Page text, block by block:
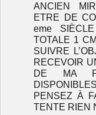
ANCIEN
ETRE DE
eme
TOTALE 1
SUIVRE
RECEVOIR
DE MA
PENSEZ À
TENTE RIEN